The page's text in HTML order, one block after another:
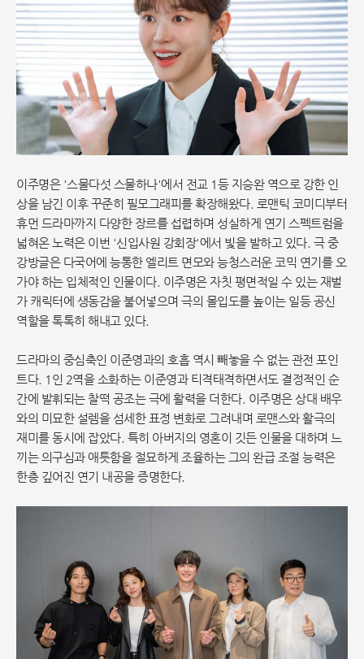
이주명은 '스물다섯 스물하나'에서 전교 1등 지승완 역으로 강한 인
상을 남긴 이후 꾸준히 필모그래피를 확장해왔다. 로맨틱 코미디부터
휴먼 드라마까지 다양한 장르를 섭렵하며 성실하게 연기 스펙트럼을
넓혀온 노력은 이번 '신입사원 강회장'에서 빛을 발하고 있다. 극 중
강방글은 다국어에 능통한 엘리트 면모와 능청스러운 코믹 연기를 오
가야 하는 입체적인 인물이다. 이주명은 자칫 평면적일 수 있는 재벌
가 캐릭터에 생동감을 불어넣으며 극의 몰입도를 높이는 일등 공신
역할을 톡톡히 해내고 있다.
드라마의 중심축인 이준영과의 호흡 역시 빼놓을 수 없는 관전 포인
트다. 1인 2역을 소화하는 이준영과 티격태격하면서도 결정적인 순
간에 발휘되는 찰떡 공조는 극에 활력을 더한다. 이주명은 상대 배우
와의 미묘한 설렘을 섬세한 표정 변화로 그려내며 로맨스와 활극의
재미를 동시에 잡았다. 특히 아버지의 영혼이 깃든 인물을 대하며 느
끼는 의구심과 애틋함을 절묘하게 조율하는 그의 완급 조절 능력은
한층 깊어진 연기 내공을 증명한다.